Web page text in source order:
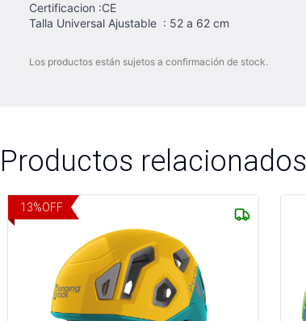
Certificacion :CE
Talla Universal Ajustable : 52 a 62 cm
Los productos están sujetos a confirmación de stock.
Productos relacionados
13%OFF